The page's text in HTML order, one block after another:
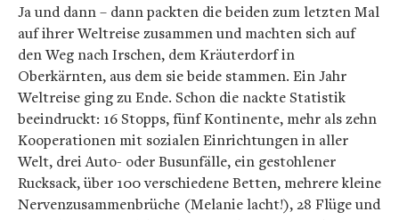
Ja und dann – dann packten die beiden zum letzten Mal
auf ihrer Weltreise zusammen und machten sich auf
den Weg nach Irschen, dem Kräuterdorf in
Oberkärnten, aus dem sie beide stammen. Ein Jahr
Weltreise ging zu Ende. Schon die nackte Statistik
beeindruckt: 16 Stopps, fünf Kontinente, mehr als zehn
Kooperationen mit sozialen Einrichtungen in aller
Welt, drei Auto- oder Busunfälle, ein gestohlener
Rucksack, über 100 verschiedene Betten, mehrere kleine
Nervenzusammenbrüche (Melanie lacht!), 28 Flüge und